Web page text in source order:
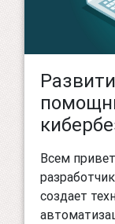
Всем
создает